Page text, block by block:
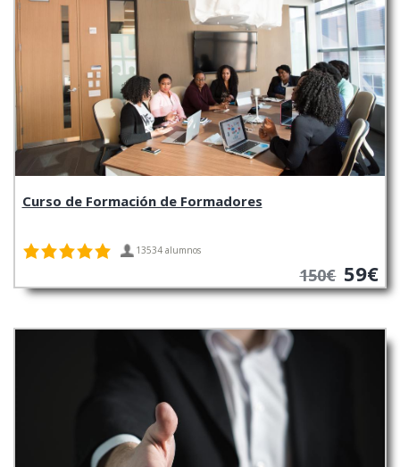
Curso de Formación de Formadores
13534 alumnos
150€ 59€